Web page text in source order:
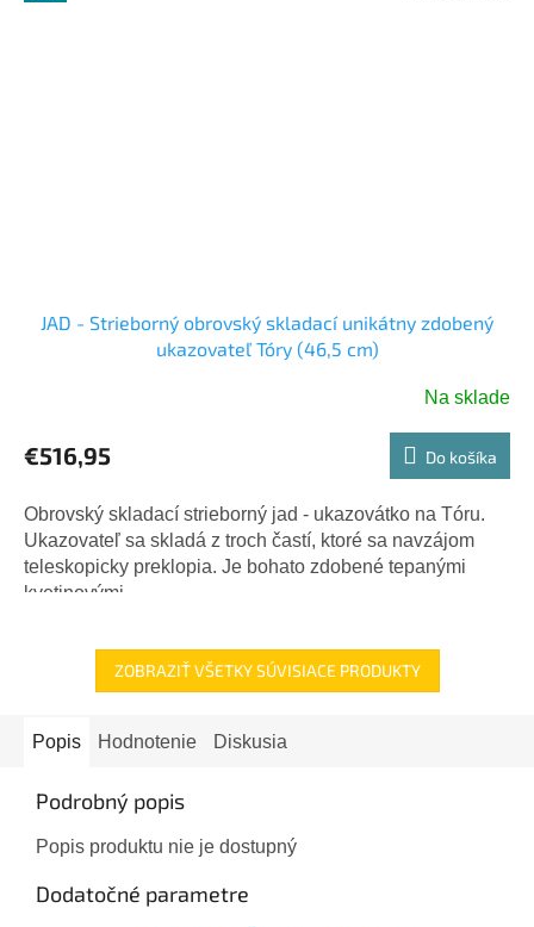
JAD - Strieborný obrovský skladací unikátny zdobený
ukazovateľ Tóry (46,5 cm)
Na sklade
€516,95 Do košíka
Obrovský skladací strieborný jad - ukazovátko na Tóru.
Ukazovateľ sa skladá z troch častí, ktoré sa navzájom
teleskopicky preklopia. Je bohato zdobené tepanými
kvetinovými...
ZOBRAZIŤ VŠETKY SÚVISIACE PRODUKTY
Popis Hodnotenie Diskusia
Podrobný popis
Popis produktu nie je dostupný
Dodatočné parametre